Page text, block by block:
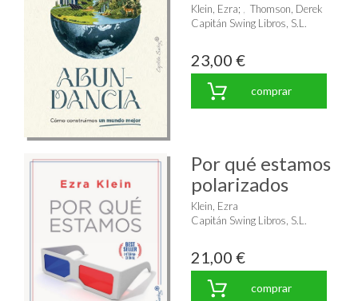
Klein, Ezra;
Thomson, Derek
Capitán Swing Libros, S.L.
23,00 €
comprar
Por qué estamos
polarizados
Klein, Ezra
Capitán Swing Libros, S.L.
21,00 €
comprar